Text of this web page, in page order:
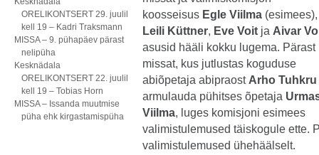
ORELIKONTSERT 29. juulil
kell 19 – Kadri Traksmann
MISSA – 9. pühapäev pärast
nelipüha
Kesknädala
ORELIKONTSERT 22. juulil
kell 19 – Tobias Horn
MISSA – Issanda muutmise
püha ehk kirgastamispüha
koosseisus Egle Viilma (esimees),
Leili Küttner, Eve Voit ja Aivar
asusid hääli kokku lugema. Pärast
missat, kus jutlustas koguduse
abiõpetaja abipraost Arho Tuhkru
armulauda pühitses õpetaja
Viilma, luges komisjoni esimees
valimistulemused täiskogule ette.
valimistulemused ühehäälselt.